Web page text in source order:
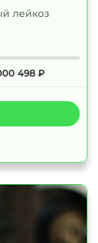
лейкоз
498₽